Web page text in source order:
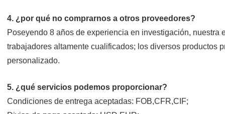
4. ¿por qué no comprarnos a otros proveedores?
Poseyendo 8 años de experiencia en investigación,
trabajadores altamente cualificados; los diversos productos
personalizado.
5. ¿qué servicios podemos proporcionar?
Condiciones de entrega aceptadas: FOB,CFR,CIF;